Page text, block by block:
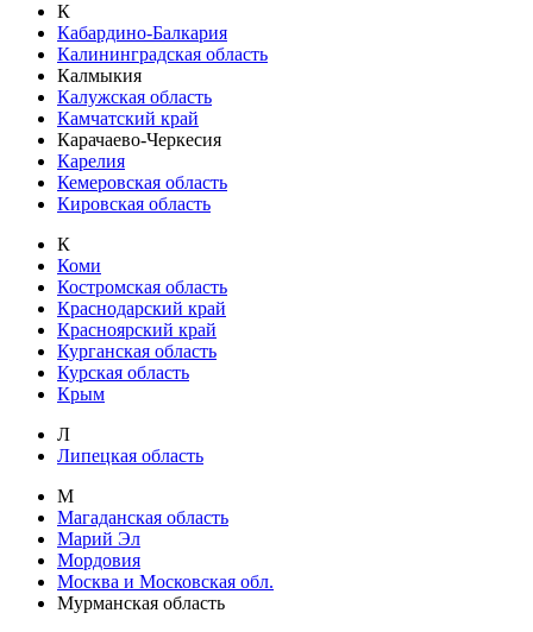
К
Кабардино-Балкария
Калининградская область
Калмыкия
Калужская область
Камчатский край
Карачаево-Черкесия
Карелия
Кемеровская область
Кировская область
К
Коми
Костромская область
Краснодарский край
Красноярский край
Курганская область
Курская область
Крым
Л
Липецкая область
М
Магаданская область
Марий Эл
Мордовия
Москва и Московская обл.
Мурманская область